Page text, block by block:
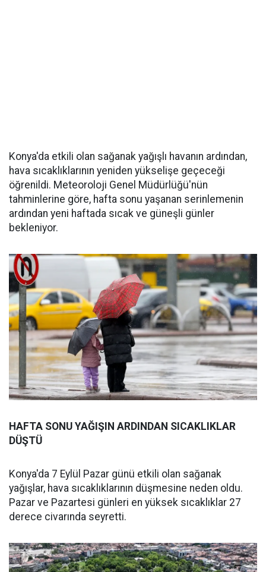
Konya'da etkili olan sağanak yağışlı havanın ardından,
hava sıcaklıklarının yeniden yükselişe geçeceği
öğrenildi. Meteoroloji Genel Müdürlüğü'nün
tahminlerine göre, hafta sonu yaşanan serinlemenin
ardından yeni haftada sıcak ve güneşli günler
bekleniyor.
HAFTA SONU YAĞIŞIN ARDINDAN SICAKLIKLAR
DÜŞTÜ
Konya'da 7 Eylül Pazar günü etkili olan sağanak
yağışlar, hava sıcaklıklarının düşmesine neden oldu.
Pazar ve Pazartesi günleri en yüksek sıcaklıklar 27
derece civarında seyretti.